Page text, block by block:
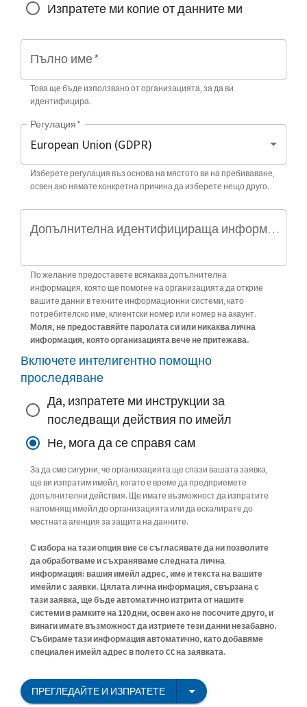
Изпратете ми копие от данните ми
Пълно име*
Това ще бъде използвано от организацията, за да ви
идентифицира.
Регулация*
Изберете регулация въз основа на мястото ви на пребиваване,
освен ако нямате конкретна причина да изберете нещо друго.
Допълнителна идентифицираща информация (по избор)
По желание предоставете всякаква допълнителна
информация, която ще помогне на организацията да открие
вашите данни в техните информационни системи, като
потребителско име, клиентски номер или номер на акаунт.
Моля, не предоставяйте паролата си или никаква лична
информация, която организацията вече не притежава.
Включете интелигентно помощно
проследяване
Да, изпратете ми инструкции за
последващи действия по имейл
Не, мога да се справя сам
За да сме сигурни, че организацията ще спази вашата заявка,
ще ви изпратим имейл, когато е време да предприемете
допълнителни действия. Ще имате възможност да изпратите
напомнящ имейл до организацията или да ескалирате до
местната агенция за защита на данните.
С избора на тази опция вие се съгласявате да ни позволите
да обработваме и съхраняваме следната лична
информация: вашия имейл адрес, име и текста на вашите
имейли с заявки. Цялата лична информация, свързана с
тази заявка, ще бъде автоматично изтрита от нашите
системи в рамките на 120 дни, освен ако не посочите друго, и
винаги имате възможност да изтриете тези данни незабавно.
Събираме тази информация автоматично, като добавяме
специален имейл адрес в полето CC на заявката.
ПРЕГЛЕДАЙТЕ И ИЗПРАТЕТЕ